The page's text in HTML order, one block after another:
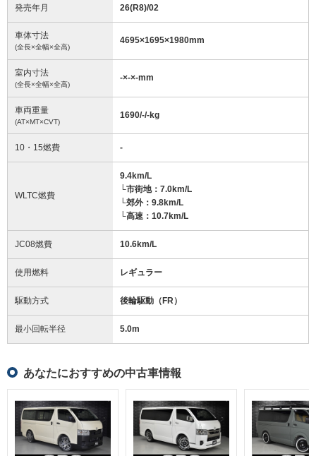
発売年月 26(R8)/02
車体寸法
(全長×全幅×全高)
4695×1695×1980mm
室内寸法
(全長×全幅×全高)
-×-×-mm
車両重量
(AT×MT×CVT)
1690/-/-kg
10・15燃費 -
WLTC燃費
9.4km/L
└市街地：7.0km/L
└郊外：9.8km/L
└高速：10.7km/L
JC08燃費 10.6km/L
使用燃料 レギュラー
駆動方式 後輪駆動（FR）
最小回転半径 5.0m
あなたにおすすめの中古車情報